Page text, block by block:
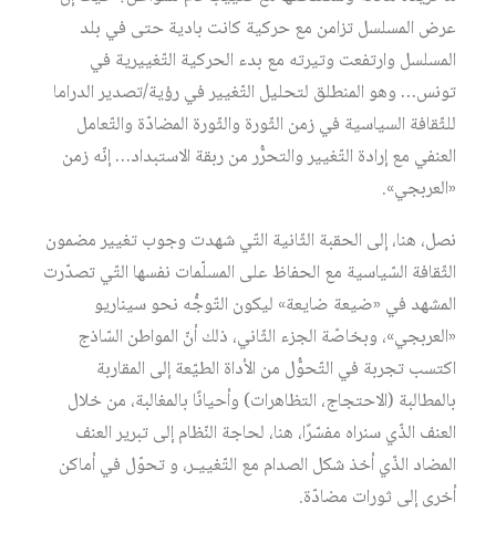
عرض المسلسل تزامن مع حركية كانت بادية حتى في بلد
المسلسل وارتفعت وتيرته مع بدء الحركية التّغييرية في
تونس… وهو المنطلق لتحليل التّغيير في رؤية/تصدير الدراما
للثّقافة السياسية في زمن الثّورة والثّورة المضادّة والتّعامل
العنفي مع إرادة التّغيير والتحرُّر من ربقة الاستبداد… إنّه زمن
«العربجي».
نصل، هنا، إلى الحقبة الثّانية التّي شهدت وجوب تغيير مضمون
الثّقافة السّياسية مع الحفاظ على المسلّمات نفسها التّي تصدّرت
المشهد في «ضيعة ضايعة» ليكون التّوجُّه نحو سيناريو
«العربجي»، وبخاصّة الجزء الثّاني، ذلك أنّ المواطن السّاذج
اكتسب تجربة في التّحوُّل من الأداة الطيّعة إلى المقاربة
بالمطالبة (الاحتجاج، التظاهرات) وأحيانًا بالمغالبة، من خلال
العنف الذّي سنراه مفسّرًا، هنا، لحاجة النّظام إلى تبرير العنف
المضاد الذّي أخذ شكل الصدام مع التّغييـر، و تحوّل في أماكن
أخرى إلى ثورات مضادّة.